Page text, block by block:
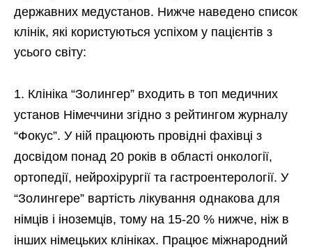
державних медустанов. Нижче наведено список
клінік, які користуються успіхом у пацієнтів з
усього світу:
Клініка “Золингер” входить в топ медичних
установ Німеччини згідно з рейтингом журналу
“Фокус”. У ній працюють провідні фахівці з
досвідом понад 20 років в області онкології,
ортопедії, нейрохірургії та гастроентерології. У
“Золингере” вартість лікування однакова для
німців і іноземців, тому на 15-20 % нижче, ніж в
інших німецьких клініках. Працює міжнародний